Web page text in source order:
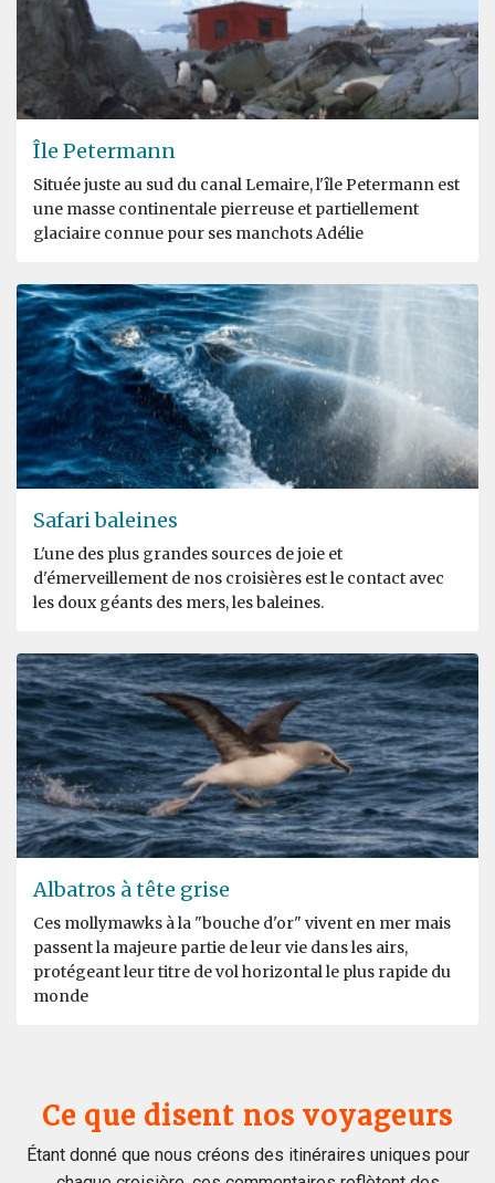
Île Petermann
Située juste au sud du canal Lemaire, l'île Petermann est
une masse continentale pierreuse et partiellement
glaciaire connue pour ses manchots Adélie
Safari baleines
L'une des plus grandes sources de joie et
d'émerveillement de nos croisières est le contact avec
les doux géants des mers, les baleines.
Albatros à tête grise
Ces mollymawks à la "bouche d'or" vivent en mer mais
passent la majeure partie de leur vie dans les airs,
protégeant leur titre de vol horizontal le plus rapide du
monde
Ce que disent nos voyageurs
Étant donné que nous créons des itinéraires uniques pour